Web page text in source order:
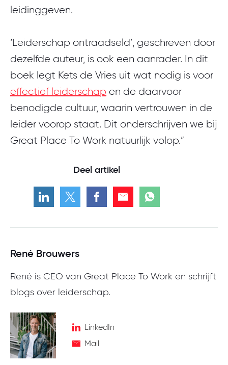
leidinggeven.
‘Leiderschap ontraadseld’, geschreven door
dezelfde auteur, is ook een aanrader. In dit
boek legt Kets de Vries uit wat nodig is voor
effectief leiderschap en de daarvoor
benodigde cultuur, waarin vertrouwen in de
leider voorop staat. Dit onderschrijven we bij
Great Place To Work natuurlijk volop.”
Deel artikel
LinkedIn
Mail
René Brouwers
René is CEO van Great Place To Work en schrijft
blogs over leiderschap.